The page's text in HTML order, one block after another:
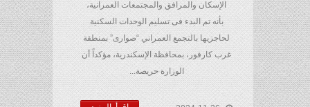
الإسكان والمرافق والمجتمعات العمرانية،
بأنه تم البدء فى تسليم الوحدات السكنية
لحاجزيها بالتجمع العمراني “صوارى” بمنطقة
غرب كارفور، بمحافظة الإسكندرية، مؤكداً أن
الوزارة حريصة...